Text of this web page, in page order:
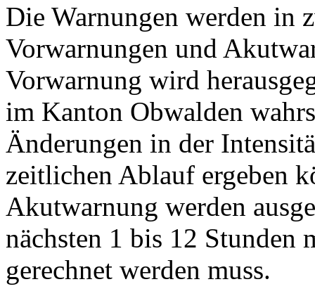
Die Warnungen werden in
Vorwarnungen und
Vorwarnung wird
im Kanton Obwalden
Änderungen in der
zeitlichen Ablauf ergeben
Akutwarnung werden
nächsten 1 bis 12 Stunden
gerechnet werden muss.